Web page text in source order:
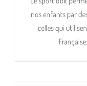
nos enfants par
celles qui